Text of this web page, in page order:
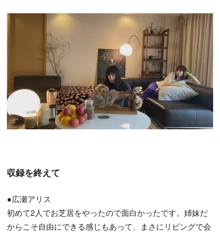
収録を終えて
●広瀬アリス
初めて2人でお芝居をやったので面白かったです。姉妹だ
からこそ自由にできる感じもあって、まさにリビングで会